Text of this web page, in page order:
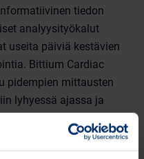
tiedon
analyysityökalut
useita päiviä kestävien
Bittium Cardiac
pidempien mittausten
lyhyessä ajassa ja
™tarjoaa nopean ja